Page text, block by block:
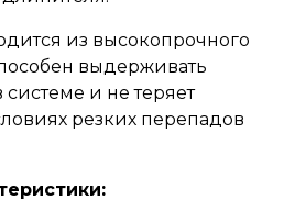
из высокопрочного
выдерживать
и не теряет
резких перепадов